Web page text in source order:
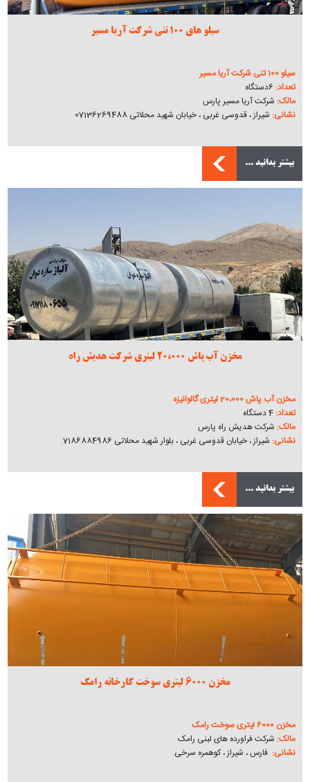
سیلو های 100 تنی شرکت آریا مسیر
سیلو 100 تنی شرکت آریا مسیر
تعداد: 6دستگاه
مالک: شرکت آریا مسیر پارس
نشانی: شیراز ، قدوسی غربی ، خیابان شهید محلاتی 07136269488
بیشتر بدانید ...
مخزن آب پاش 20،000 لیتری شرکت هدیش راه
مخزن آب پاش 20،000 لیتری گالوانیزه
تعداد:4 دستگاه
مالک: شرکت هدیش راه پارس
نشانی: شیراز ، خیابان قدوسی غربی ، بلوار شهید محلاتی 7186884986.
بیشتر بدانید ...
مخزن 6000 لیتری سوخت کارخانه رامک
مخزن 6000 لیتری سوخت رامک
مالک: شرکت فراورده های لبنی رامک
نشانی: فارس ، شیراز ، کوهمره سرخی.